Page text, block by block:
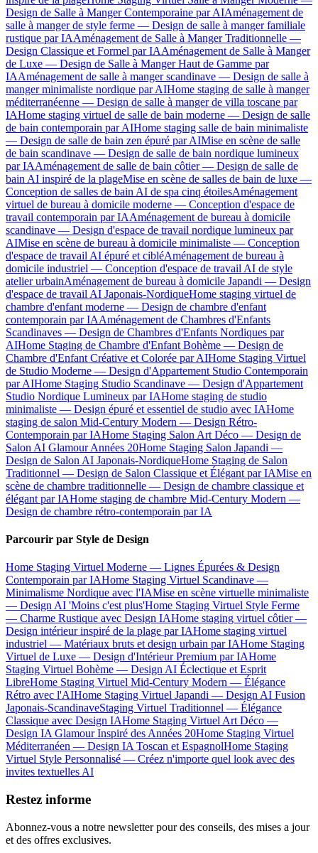
Design de Salle à Manger Contemporaine par AIAménagement de
salle à manger de style ferme — Design de salle à manger familiale
rustique par IAAménagement de Salle à Manger Traditionnelle —
Design Classique et Formel par IAAménagement de Salle à Manger
de Luxe — Design de Salle à Manger Haut de Gamme par
IAAménagement de salle à manger scandinave — Design de salle à
manger minimaliste nordique par AIHome staging de salle à manger
méditerranéenne — Design de salle à manger de villa toscane par
IAHome staging virtuel de salle de bain moderne — Design de salle
de bain contemporain par AIHome staging salle de bain minimaliste
— Design de salle de bain zen épuré par AIMise en scène de salle
de bain scandinave — Design de salle de bain nordique lumineux
par IAAménagement de salle de bain côtier — Design de salle de
bain AI inspiré de la plageMise en scène de salles de bain de luxe —
Conception de salles de bain AI de spa cinq étoilesAménagement
virtuel de bureau à domicile moderne — Conception d'espace de
travail contemporain par IAAménagement de bureau à domicile
scandinave — Design d'espace de travail nordique lumineux par
AIMise en scène de bureau à domicile minimaliste — Conception
d'espace de travail AI épuré et cibléAménagement de bureau à
domicile industriel — Conception d'espace de travail AI de style
atelier urbainAménagement de bureau à domicile Japandi — Design
d'espace de travail AI Japonais-NordiqueHome staging virtuel de
chambre d'enfant moderne — Design de chambre d'enfant
contemporain par IAAménagement de Chambres d'Enfants
Scandinaves — Design de Chambres d'Enfants Nordiques par
AIHome Staging de Chambre d'Enfant Bohème — Design de
Chambre d'Enfant Créative et Colorée par AIHome Staging Virtuel
de Studio Moderne — Design d'Appartement Studio Contemporain
par AIHome Staging Studio Scandinave — Design d'Appartement
Studio Nordique Lumineux par IAHome staging de studio
minimaliste — Design épuré et essentiel de studio avec IAHome
staging de salon Mid-Century Modern — Design Rétro-
Contemporain par IAHome Staging Salon Art Déco — Design de
Salon AI Glamour Années 20Home Staging Salon Japandi —
Design de Salon AI Japonais-NordiqueHome Staging de Salon
Traditionnel — Design de Salon Classique et Élégant par IAMise en
scène de chambre traditionnelle — Design de chambre classique et
élégant par IAHome staging de chambre Mid-Century Modern —
Design de chambre rétro-contemporain par IA
Parcourir par Style de Design
Home Staging Virtuel Moderne — Lignes Épurées & Design
Contemporain par IAHome Staging Virtuel Scandinave —
Minimalisme Nordique avec l'IAMise en scène virtuelle minimaliste
— Design AI 'Moins c'est plus'Home Staging Virtuel Style Ferme
— Charme Rustique avec Design IAHome staging virtuel côtier —
Design intérieur inspiré de la plage par IAHome staging virtuel
industriel — Matériaux bruts et design urbain par IAHome Staging
Virtuel de Luxe — Design d'Intérieur Premium par IAHome
Staging Virtuel Bohème — Design AI Éclectique et Esprit
LibreHome Staging Virtuel Mid-Century Modern — Élégance
Rétro avec l'AIHome Staging Virtuel Japandi — Design AI Fusion
Japonais-ScandinaveStaging Virtuel Traditionnel — Élégance
Classique avec Design IAHome Staging Virtuel Art Déco —
Design IA Glamour Inspiré des Années 20Home Staging Virtuel
Méditerranéen — Design IA Toscan et EspagnolHome Staging
Virtuel Style Personnalisé — Créez n'importe quel look avec des
invites textuelles AI
Restez informe
Abonnez-vous a notre newsletter pour des conseils, des mises a jour
et des offres exclusives.